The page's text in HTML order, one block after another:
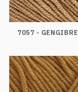
7057 - GENGIBRE